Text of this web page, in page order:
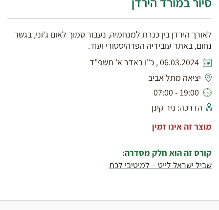
לאורך הירדן בין כנרת למנחמיה, נעבור סמוך לאום ג'וני, בגשר
נחום, באתר עובידיה הפרהיסטורי ועוד.
06.03.2024 , כ"ו באדר א' תשפ"ד
יציאה מתל אביב
19:00 - 07:00
הדרכה: ניר קינן
מוצר זה אינו זמין
קורס זה הוא חלק מסדרה:
שביל ישראל לייט – למיטיבי לכת